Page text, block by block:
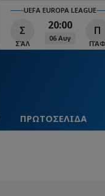
UEFA EUROPA LEAGUE
Σ
ΣΆΛ
20:00
06 Αυγ
Π
ΠΆΦ
ΠΡΩΤΟΣΕΛΙΔΑ